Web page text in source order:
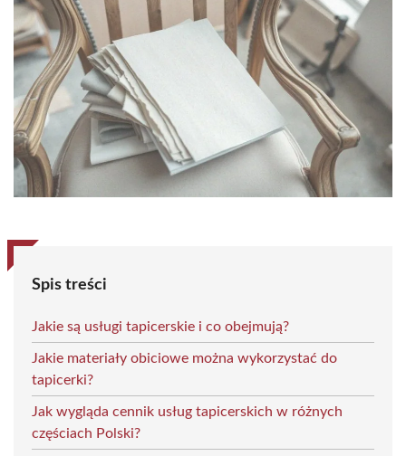
Spis treści
Jakie są usługi tapicerskie i co obejmują?
Jakie materiały obiciowe można wykorzystać do
tapicerki?
Jak wygląda cennik usług tapicerskich w różnych
częściach Polski?